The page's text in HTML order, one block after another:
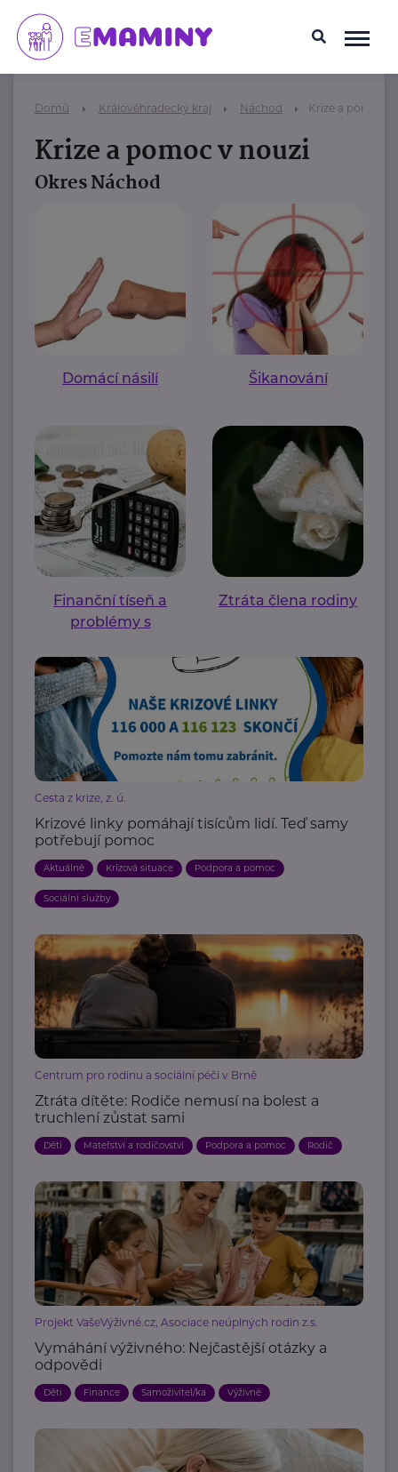
Domů Královéhradecký kraj Náchod Krize a pomoc v
Krize a pomoc v nouzi
Okres Náchod
Domácí násilí Šikanování
Finanční tíseň a
problémy s
Ztráta člena rodiny
Cesta z krize, z. ú.
Krizové linky pomáhají tisícům lidí. Teď samy
potřebují pomoc
Aktuálně Krizová situace Podpora a pomoc
Sociální služby
Centrum pro rodinu a sociální péči v Brně
Ztráta dítěte: Rodiče nemusí na bolest a
truchlení zůstat sami
Děti Mateřství a rodičovství Podpora a pomoc Rodič
Projekt VašeVýživné.cz, Asociace neúplných rodin z.s.
Vymáhání výživného: Nejčastější otázky a
odpovědi
Děti Finance Samoživitel/ka Výživné